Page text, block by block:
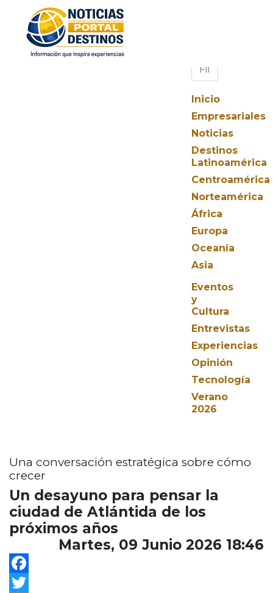
Inicio
Empresariales
Noticias
Destinos
Latinoamérica
Centroamérica
Norteamérica
África
Europa
Oceanía
Asia
Eventos
y
Cultura
Entrevistas
Experiencias
Opinión
Tecnología
Verano
2026
Una conversación estratégica sobre cómo
crecer
Un desayuno para pensar la
ciudad de Atlántida de los
próximos años
Martes, 09 Junio 2026 18:46
Facebook